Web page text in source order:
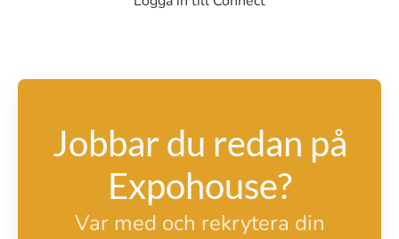
Jobbar du redan på
Expohouse?
Var med och rekrytera din